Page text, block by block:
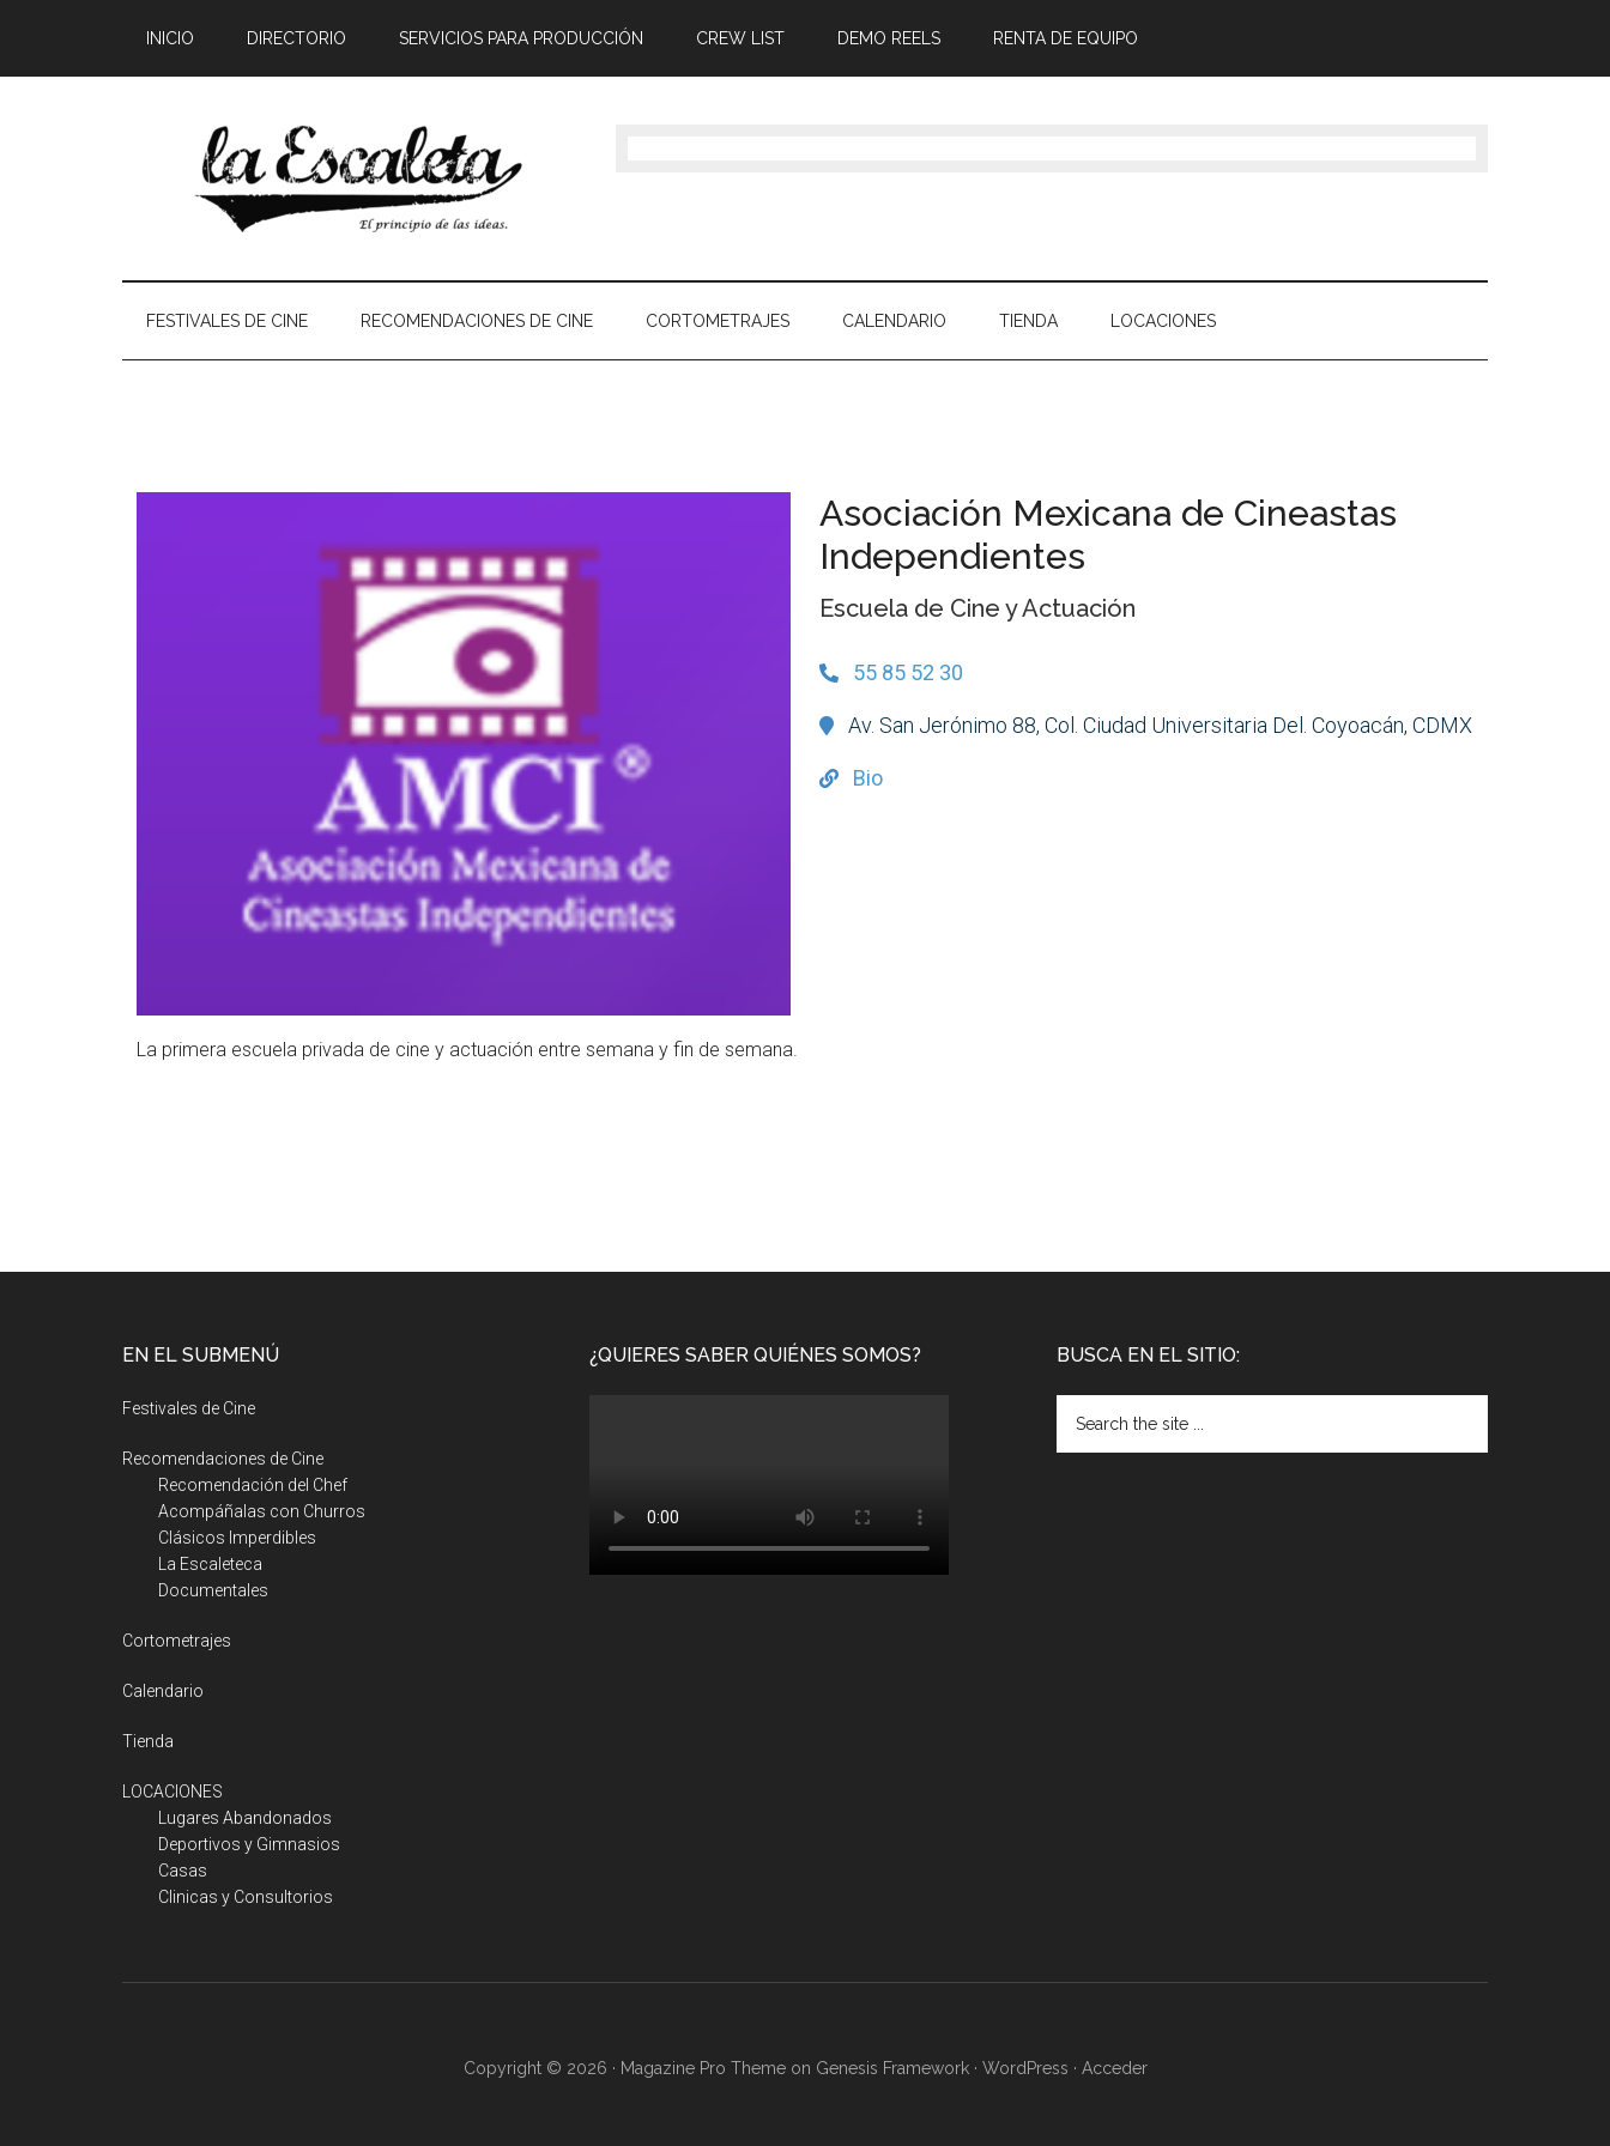
INICIO DIRECTORIO SERVICIOS PARA PRODUCCIÓN CREW LIST DEMO REELS RENTA DE EQUIPO
FESTIVALES DE CINE RECOMENDACIONES DE CINE CORTOMETRAJES CALENDARIO TIENDA LOCACIONES
Asociación Mexicana de Cineastas
Independientes
Escuela de Cine y Actuación
55 85 52 30
Av. San Jerónimo 88, Col. Ciudad Universitaria Del. Coyoacán, CDMX
Bio
La primera escuela privada de cine y actuación entre semana y fin de semana.
EN EL SUBMENÚ
Festivales de Cine
Recomendaciones de Cine
Recomendación del Chef
Acompáñalas con Churros
Clásicos Imperdibles
La Escaleteca
Documentales
Cortometrajes
Calendario
Tienda
LOCACIONES
Lugares Abandonados
Deportivos y Gimnasios
Casas
Clinicas y Consultorios
¿QUIERES SABER QUIÉNES SOMOS? BUSCA EN EL SITIO:
Copyright © 2026 · Magazine Pro Themeon Genesis Framework· WordPress · Acceder